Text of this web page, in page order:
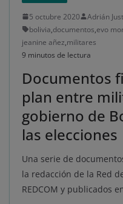
5 octubre 2020
Adrián
bolivia,documentos,evo
jeanine añez,militares
9 minutos de lectura
Documentos
plan entre
gobierno de
las elecciones
Una serie de
la redacción de la Red
REDCOM y publicados